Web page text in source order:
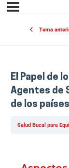
Tema
El Papel de
Agentes de
de los países